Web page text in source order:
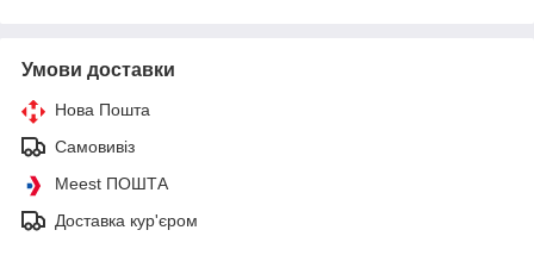
Умови доставки
Нова Пошта
Самовивіз
Meest ПОШТА
Доставка кур'єром